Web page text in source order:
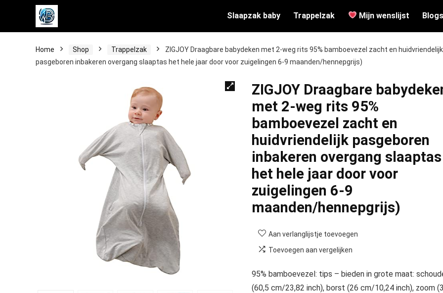
Slaapzak baby Trappelzak Mijn wenslijst Blogs
Home Shop Trappelzak
ZIGJOY Draagbare babydeken met 2-weg rits 95% bamboevezel zacht en huidvriendelijk
pasgeboren inbakeren overgang slaaptas het hele jaar door voor zuigelingen 6-9 maanden/hennepgrijs)
ZIGJOY Draagbare
met 2-weg rits 95%
bamboevezel zacht en
huidvriendelijk pasgeboren
inbakeren overgang slaaptas
het hele jaar door voor
zuigelingen 6-9
maanden/hennepgrijs)
Aan verlanglijstje toevoegen
Toevoegen aan vergelijken
95% bamboevezel: tips – bieden in grote maat:
(60,5 cm/23,82 inch), borst (26 cm/10,24 inch), zoom